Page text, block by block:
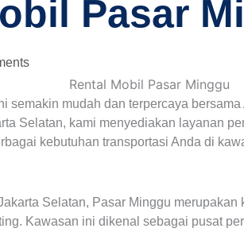
Pasar
semakin mudah dan terpercaya
Selatan, kami menyediakan layanan
kebutuhan transportasi Anda di
Selatan, Pasar Minggu
Kawasan ini dikenal sebagai pusat